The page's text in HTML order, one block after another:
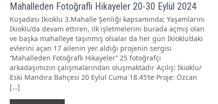
Mahalleden Fotoğraflı Hikayeler 20-30 Eylül 2024
Kuşadası İkioklu 3.Mahalle Şenliği kapsamında; Yaşamlarını
İkioklu’da devam ettiren, ilk işletmelerini burada açmış olan
ve başka mahalleye taşınmış olsalar da her gün İkioklu’daki
evlerini açan 17 ailenin yer aldığı projenin sergisi
‘’Mahalleden Fotoğraflı Hikayeler’’ 25 fotoğrafçı
arkadaşımızın çalışmalarından oluşmaktadır Açılış: İkioklu/
Eski Mandıra Bahçesi 20 Eylül Cuma 18.45’te Proje: Özcan
[…]